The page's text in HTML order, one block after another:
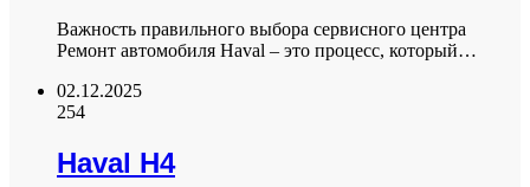
Важность правильного выбора сервисного центра
Ремонт автомобиля Haval – это процесс, который…
02.12.2025
254
Haval H4